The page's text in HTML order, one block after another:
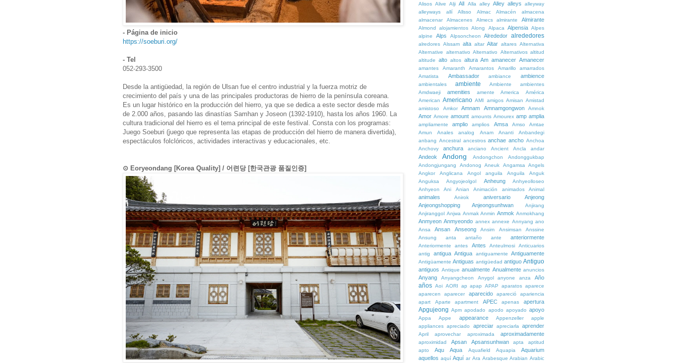
- Página de inicio
https://soeburi.org/
- Tel
052-293-3500
Desde la antigüedad, la región de Ulsan fue el centro industrial y la fuerza motriz de
crecimiento del país y una de las principales productoras de hierro de la península coreana.
Es un lugar histórico en la producción del hierro, ya que se dedica a este sector desde más
de 2.000 años, pasando las dinastías Samhan y Joseon (1392-1910), hasta los años 1960. La
cultura tradicional del hierro es el tema principal de este festival. Consta con los programas:
Juego Soeburi (juego que representa las etapas de producción del hierro de manera divertida),
espectáculos folclóricos, actividades interactivas y educacionales, etc.
⊙ Eoryeondang [Korea Quality] / 어련당 [한국관광 품질인증]
Alisos Alive Alji All Alla alley Alley alleys
alleyway
alleyways
allí Allsso Almac Almacén
almacena
almacenar
Almacenes Almecs almirante Almirante
Almond alojamientos Along Alpaca Alpensia Alpes
alpine
Alps Alpsoncheon Alrededor alrededores
alredores Alssam alta altar Altar altares Alternativa
Alternative
alternativo Alternativo Alternativos altitud
altitude
alto altos altura Am amanecer Amanecer
amantes Amaranth Amarantos Amarillo
amarrados
Amatista
Ambassador ambiance ambience
ambientales ambiente Ambiente
ambientes
Amdwaeji
amenities amente America
América
American Americano AMI amigos Amisan Amistad
amistoso
Amkor Amnam Amnamgongwon Amnok
Amor Amore amount amounts Amourex amp amplia
ampliamente amplio amplios Amsa Amso
Amtae
Amun
Anales analog Anam Ananti
Anbandegi
anbang Ancestral ancestros anchae ancho Anchoa
Anchovy
anchura anciano Ancient Ancla andar
Andeok Andong Andongchon
Andonggukbap
Andongjungang
Andonog Aneuk Angamsa
Angels
Angkor
Anglicana Angol anguila Anguila
Anguk
Anguksa
Angyojeolgol Anheung
Anhyeolloseo
Anhyeon
Ani Anian Animación animados Animal
animales Anirok aniversario
Anjeong
Anjeongshopping
Anjeongsunhwan
Anjirang
Anjiranggol Anjwa Anmak Anmin Anmok Anmokhang
Anmyeon Anmyeondo annex annexe Annyang ano
Ansa
Ansan Anseong Ansim Ansimsan
Anssine
Ansung
anta antaño ante anteriormente
Anteriormente antes Antes Anteulmosi
Anticuarios
antig
antigua Antigua antiguamente Antiguamente
Antigüamente Antiguas antigüedad antiguo Antiguo
antiguos Antique anualmente Anualmente anuncios
Anyang Anyangcheon Anygol anyone anza Año
años Aoi AORI ap apap APAP aparatos aparece
aparecen
aparecer aparecido apareció
apariencia
apart
Aparte apartment APEC apenas apertura
Apgujeong Apm apodado apodo apoyado apoyo
Appa Appe appearance Appenzeller
apple
appliances apreciado apreciar apreciarla aprender
April aprovechar aproximada aproximadamente
aproximidad Apsan Apsansunhwan apta
aptitud
apto
Aqu Aqua Aquafield Aquapia
Aquarium
aquellos aquí Aquí ar Ara Arabesque Arabian Arabic